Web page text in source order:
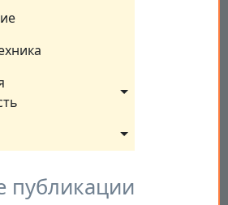
публикации